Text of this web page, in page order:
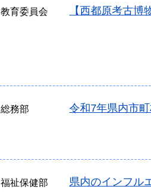
教育委員会 【西都原考古
総務部 令和7年県内市
福祉保健部 県内のインフル